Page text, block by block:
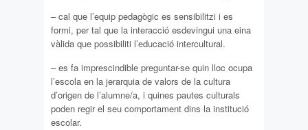
– cal que l’equip pedagògic es sensibilitzi i es
formi, per tal que la interacció esdevingui una eina
vàlida que possibiliti l’educació intercultural.
– es fa imprescindible preguntar-se quin lloc ocupa
l’escola en la jerarquia de valors de la cultura
d’origen de l’alumne/a, i quines pautes culturals
poden regir el seu comportament dins la institució
escolar.